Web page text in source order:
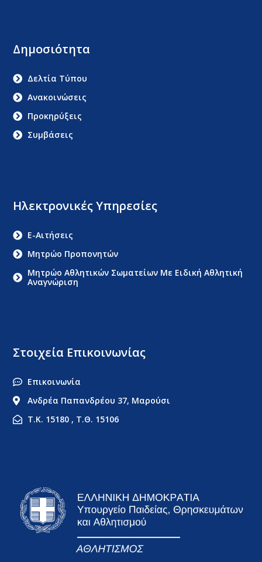
Στοιχεία Επικοινωνίας
Επικοινωνία
Ανδρέα Παπανδρέου 37, Μαρούσι
Τ.Κ. 15180 , Τ.Θ. 15106
Ηλεκτρονικές Υπηρεσίες
E-Αιτήσεις
Μητρώο Προπονητών
Μητρώο Αθλητικών Σωματείων Με Ειδική Αθλητική
Αναγνώριση
Δημοσιότητα
Δελτία Τύπου
Ανακοινώσεις
Προκηρύξεις
Συμβάσεις